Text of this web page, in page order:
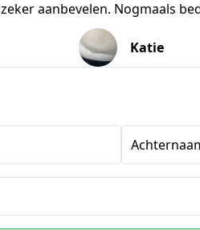
aanbevelen. Nogmaals
Katie